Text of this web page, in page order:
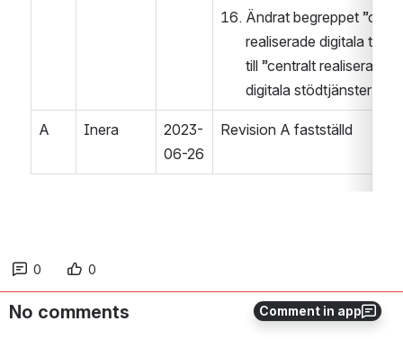
Comment in app
Ändrat begreppet
realiserade digitala
till ”centralt realiserade
digitala stödtjänster
A Inera
2023-
06-26
Revision A fastställd
0 0
No comments